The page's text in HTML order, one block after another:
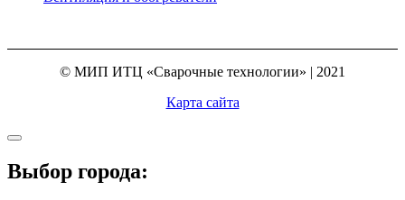
© МИП ИТЦ «Сварочные технологии» | 2021
Карта сайта
Выбор города: